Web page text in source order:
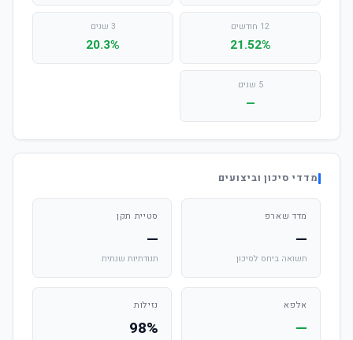
12 חודשים
21.52%
3 שנים
20.3%
5 שנים
—
מדדי סיכון וביצועים
מדד שארפ
—
תשואה ביחס לסיכון
סטיית תקן
—
תנודתיות שנתית
אלפא
—
נזילות
98%